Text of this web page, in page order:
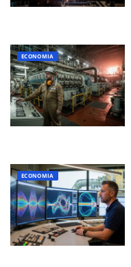
ECONOMIA
ECONOMIA